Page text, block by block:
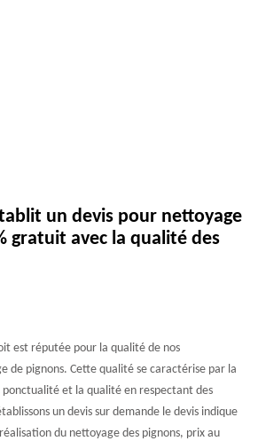
un devis pour nettoyage
gratuit avec la qualité des
est réputée pour la qualité de nos
de pignons. Cette qualité se caractérise par la
ponctualité et la qualité en respectant des
un devis sur demande le devis indique
du nettoyage des pignons, prix au